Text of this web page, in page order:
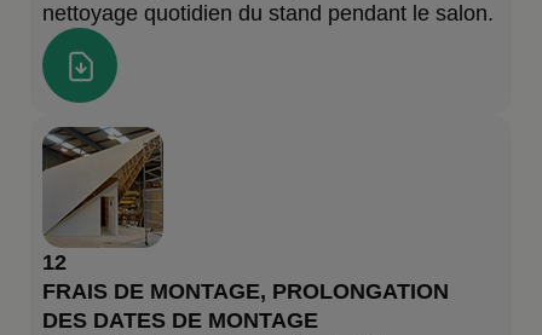
nettoyage quotidien du stand pendant le salon.
12
FRAIS DE MONTAGE, PROLONGATION
DES DATES DE MONTAGE